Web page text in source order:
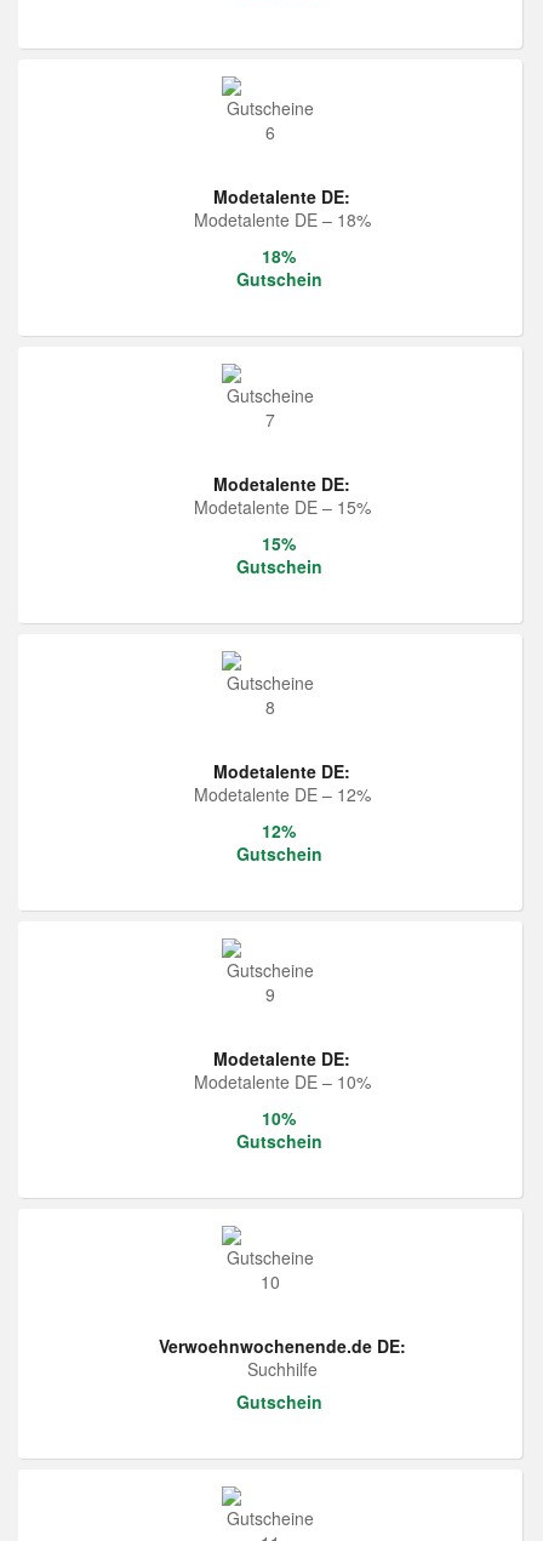
Modetalente DE:
Modetalente DE – 18%
18%
Gutschein
Modetalente DE:
Modetalente DE – 15%
15%
Gutschein
Modetalente DE:
Modetalente DE – 12%
12%
Gutschein
Modetalente DE:
Modetalente DE – 10%
10%
Gutschein
Verwoehnwochenende.de DE:
Suchhilfe
Gutschein